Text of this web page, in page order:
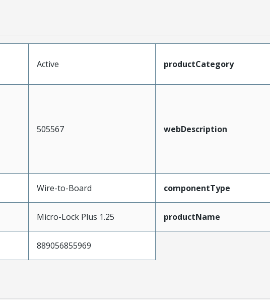
Active productCategory
505567 webDescription
Wire-to-Board componentType
Micro-Lock Plus 1.25 productName
889056855969